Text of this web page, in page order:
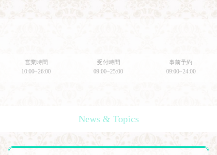
営業時間
10:00~26:00
受付時間
09:00~25:00
事前予約
09:00~24:00
News & Topics